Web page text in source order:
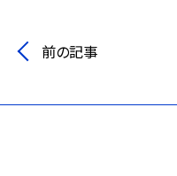
前の記事